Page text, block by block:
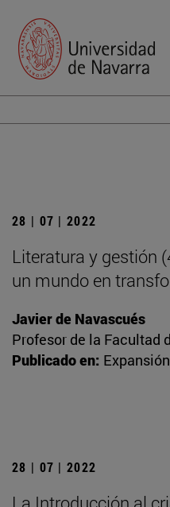
28 | 07 | 2022
Literatura y gestión
un mundo en
Javier de Navascués
Profesor de la Facultad
Publicado en: Expansión
28 | 07 | 2022